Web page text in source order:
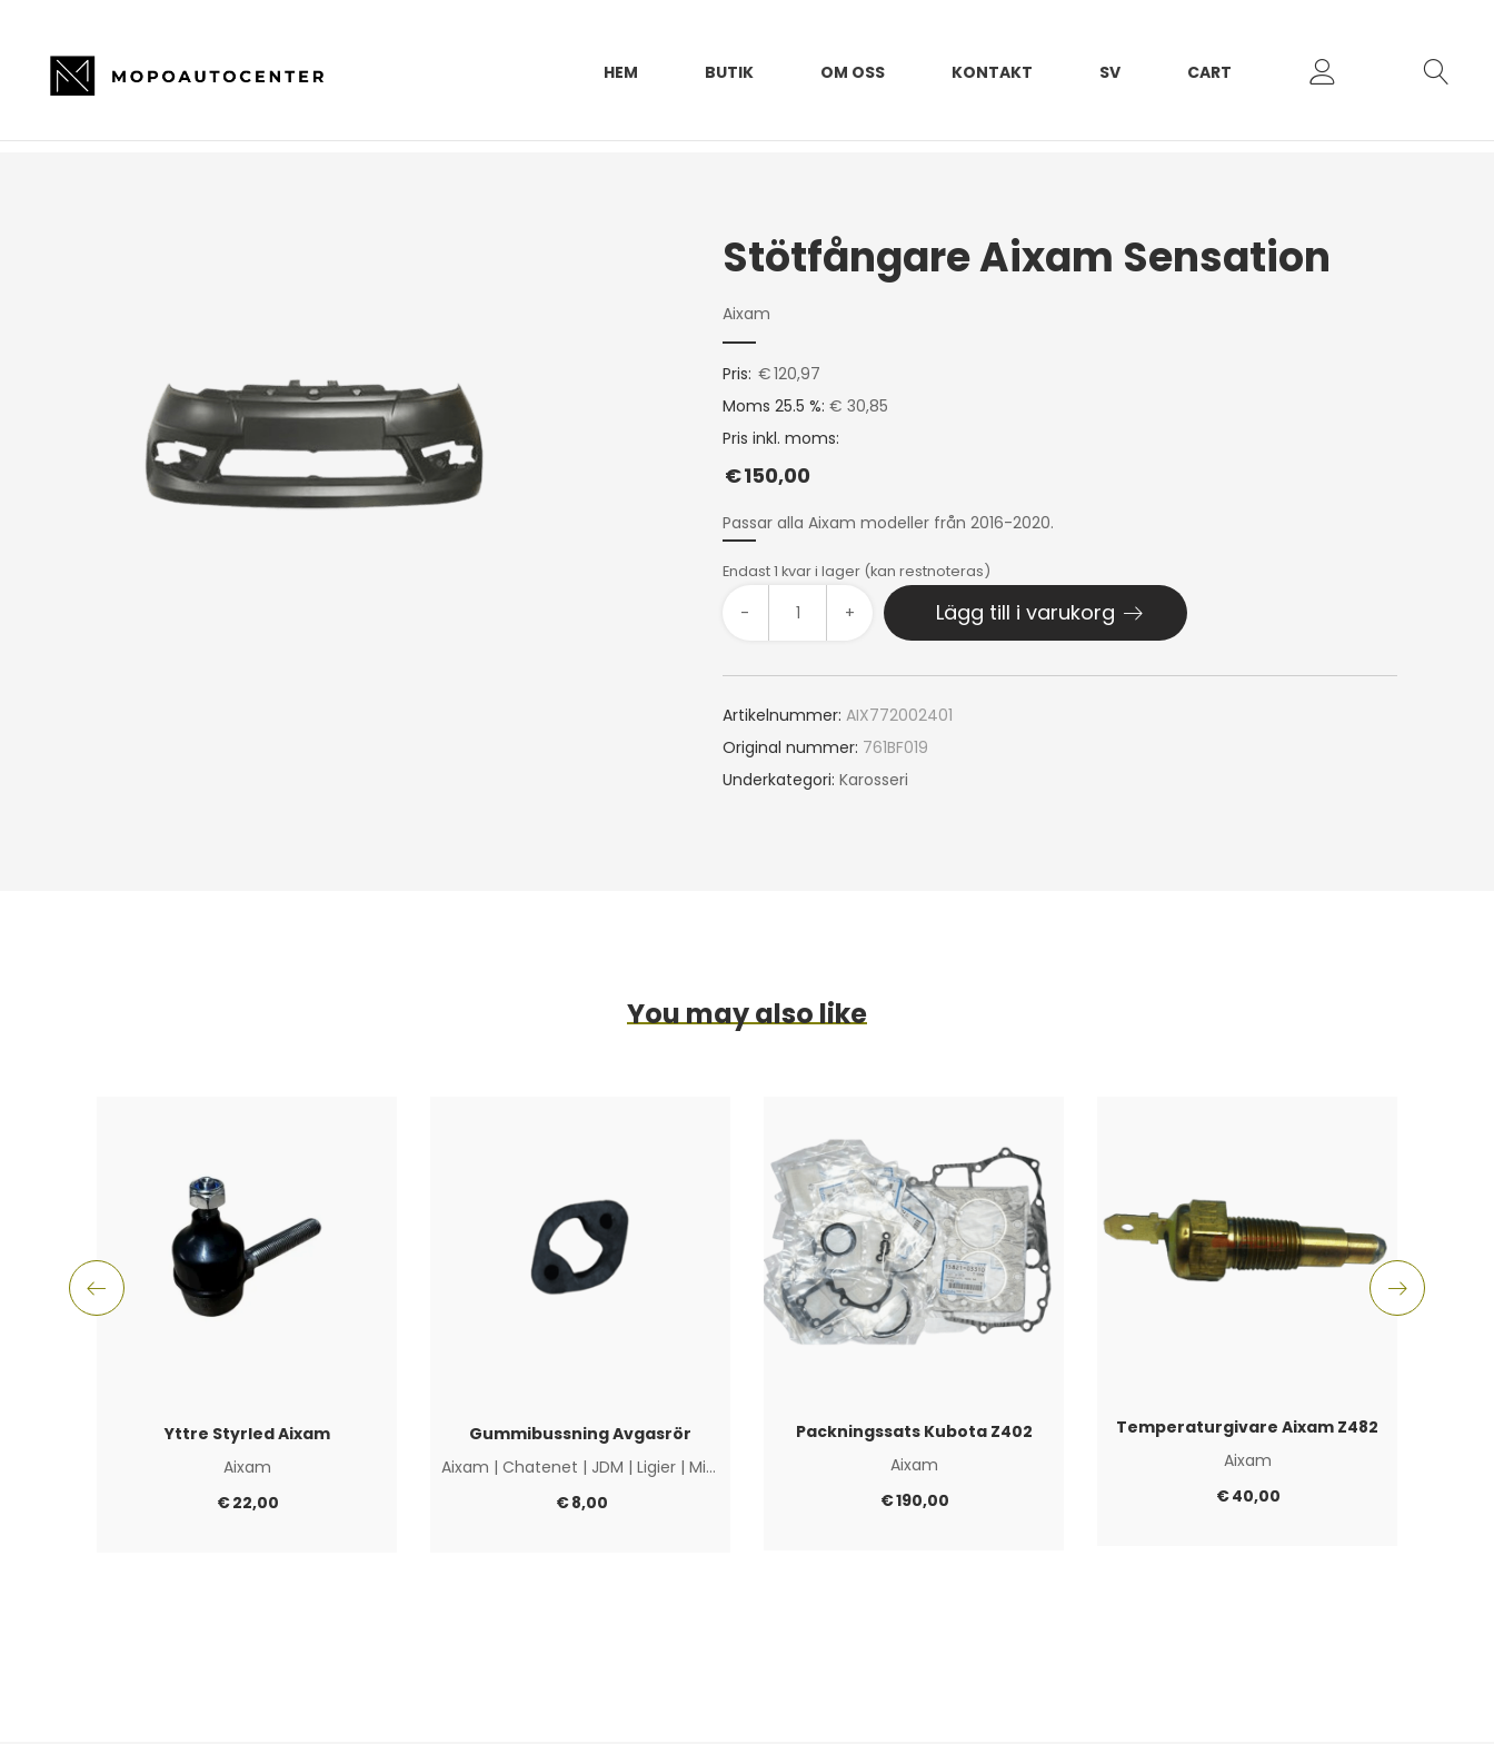
HEM BUTIK OM OSS KONTAKT SV CART
Stötfångare Aixam Sensation
Aixam
Pris: €120,97
Moms 25.5 %: € 30,85
Pris inkl. moms:
€150,00
Passar alla Aixam modeller från 2016-2020.
Endast 1 kvar i lager (kan restnoteras)
- + Lägg till i varukorg
Artikelnummer: AIX772002401
Original nummer: 761BF019
Underkategori: Karosseri
You may also like
Yttre Styrled Aixam
Aixam
€22,00
Gummibussning Avgasrör
Aixam | Chatenet | JDM | Ligier | Microcar
€8,00
Packningssats Kubota Z402
Aixam
€190,00
Temperaturgivare Aixam Z482
Aixam
€40,00